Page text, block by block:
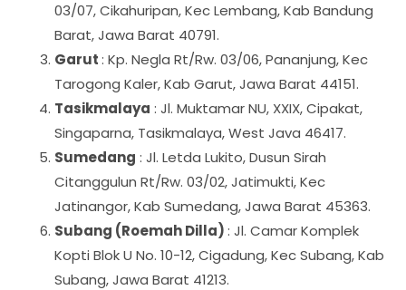
03/07, Cikahuripan, Kec Lembang, Kab Bandung
Barat, Jawa Barat 40791.
Garut: Kp. Negla Rt/Rw. 03/06, Pananjung, Kec
Tarogong Kaler, Kab Garut, Jawa Barat 44151.
Tasikmalaya : Jl. Muktamar NU, XXIX, Cipakat,
Singaparna, Tasikmalaya, West Java 46417.
Sumedang : Jl. Letda Lukito, Dusun Sirah
Citanggulun Rt/Rw. 03/02, Jatimukti, Kec
Jatinangor, Kab Sumedang, Jawa Barat 45363.
Subang (Roemah Dilla): Jl. Camar Komplek
Kopti Blok U No. 10-12, Cigadung, Kec Subang, Kab
Subang, Jawa Barat 41213.